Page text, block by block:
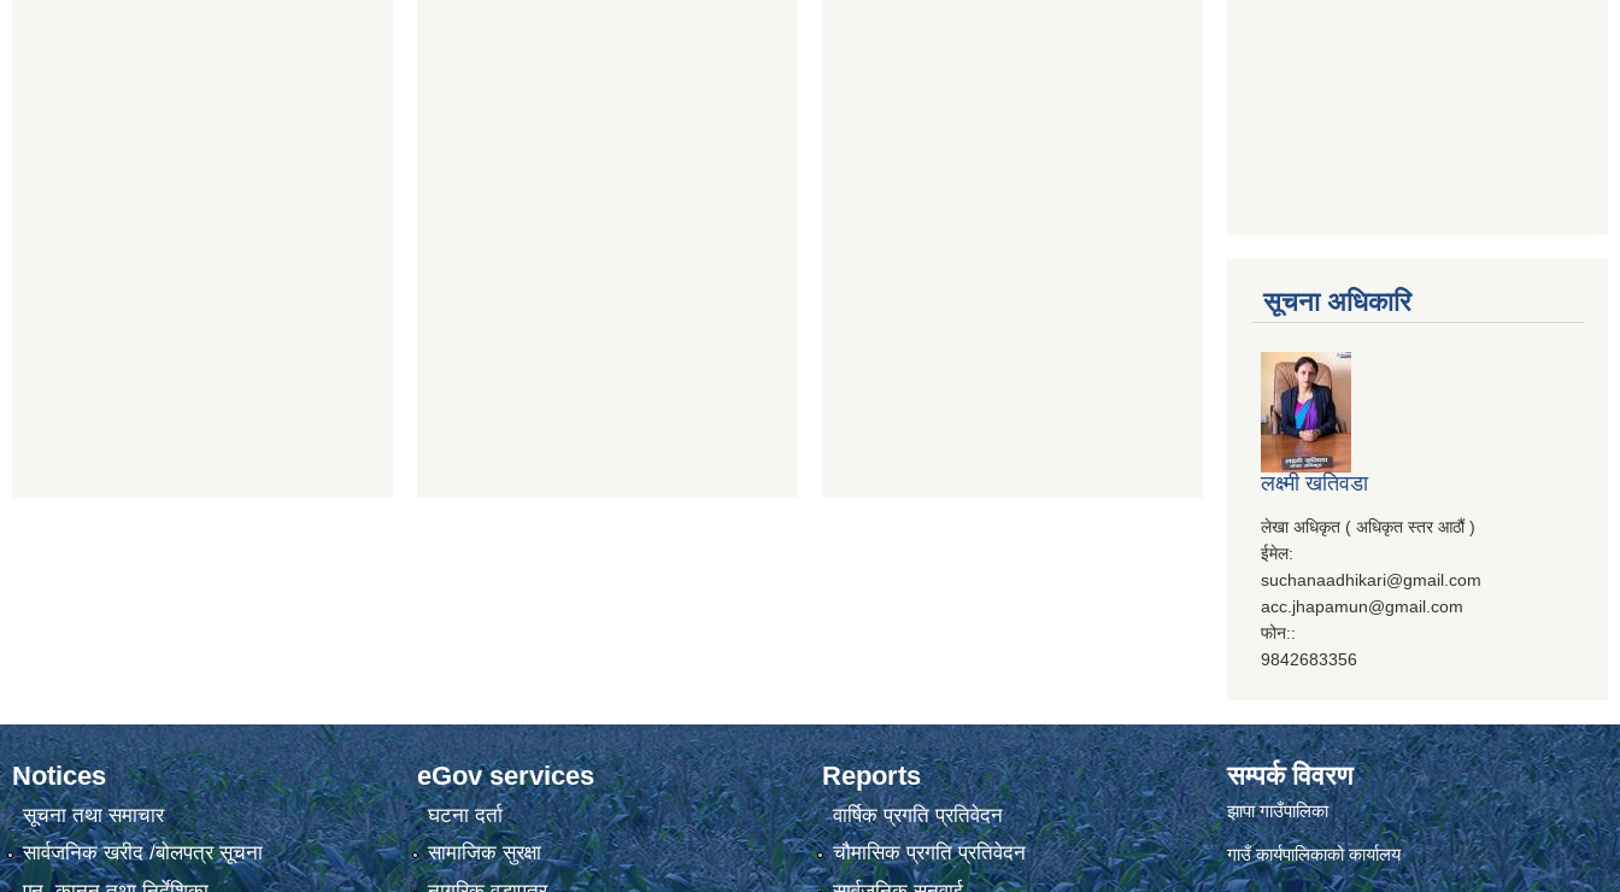
सूचना अधिकारि
लक्ष्मी खतिवडा
लेखा अधिकृत ( अधिकृत स्तर आठौं )
ईमेल:
suchanaadhikari@gmail.com
acc.jhapamun@gmail.com
फोन::
9842683356
Notices
सूचना तथा समाचार
सार्वजनिक खरीद /बोलपत्र सूचना
eGov services
घटना दर्ता
सामाजिक सुरक्षा
Reports
वार्षिक प्रगति प्रतिवेदन
चौमासिक प्रगति प्रतिवेदन
सम्पर्क विवरण
झापा गाउँपालिका
गाउँ कार्यपालिकाको कार्यालय